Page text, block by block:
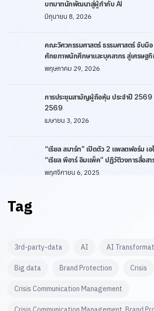
บทบาทนักพัฒนาสู่ผู้กำกับ AI
มิถุนายน 8, 2026
คณะวิศวกรรมศาสตร์ ธรรมศาสตร์ จับ
ศักยภาพนักศึกษาและบุคลากร สู่เศรษฐ
พฤษภาคม 29, 2026
การประชุมสามัญผู้ถือหุ้น ประจำปี
2569
เมษายน 3, 2026
“เรียล สมาร์ท” เปิดตัว 2 แพลตฟอร์ม เอ
“เรียล พีอาร์ อิมแพ็ค” ปฏิวัติวงการสื่อสา
พฤศจิกายน 6, 2025
Tag
3rd-party-data AI AI
Big data Brand Protection Crisis
Crisis Communication Management